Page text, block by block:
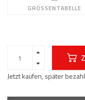
GRÖSSENTABELLE
Jetzt kaufen, später